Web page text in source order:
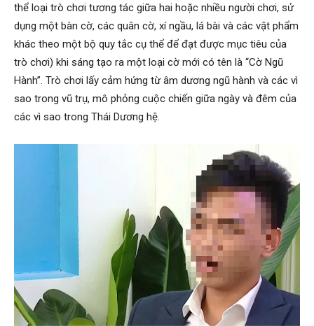
thể loại trò chơi tương tác giữa hai hoặc nhiều người chơi, sử
dụng một bàn cờ, các quân cờ, xí ngầu, lá bài và các vật phẩm
khác theo một bộ quy tắc cụ thể để đạt được mục tiêu của
trò chơi) khi sáng tạo ra một loại cờ mới có tên là “Cờ Ngũ
Hành”. Trò chơi lấy cảm hứng từ âm dương ngũ hành và các vì
sao trong vũ trụ, mô phỏng cuộc chiến giữa ngày và đêm của
các vì sao trong Thái Dương hệ.